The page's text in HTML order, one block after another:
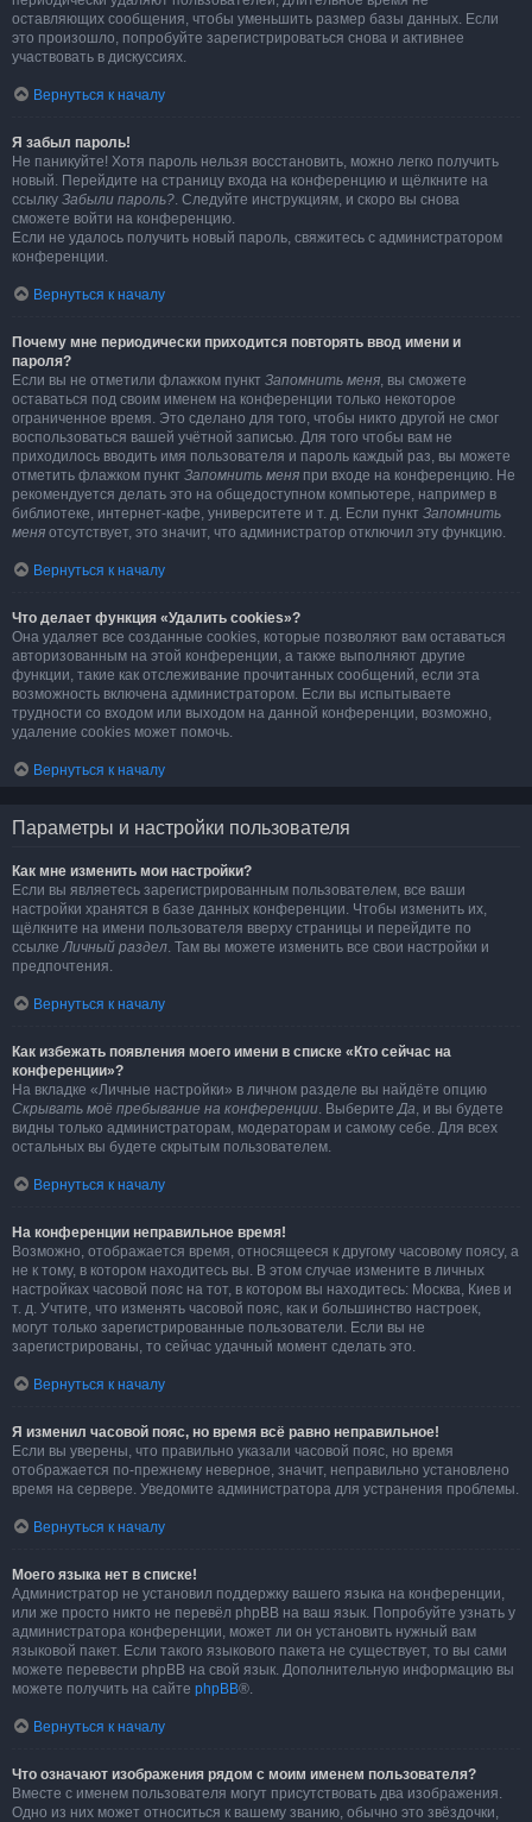
оставляющих сообщения, чтобы уменьшить размер базы данных. Если
это произошло, попробуйте зарегистрироваться снова и активнее
участвовать в дискуссиях.
Вернуться к началу
Я забыл пароль!
Не паникуйте! Хотя пароль нельзя восстановить, можно легко получить
новый. Перейдите на страницу входа на конференцию и щёлкните на
ссылку Забыли пароль?. Следуйте инструкциям, и скоро вы снова
сможете войти на конференцию.
Если не удалось получить новый пароль, свяжитесь с администратором
конференции.
Вернуться к началу
Почему мне периодически приходится повторять ввод имени и
пароля?
Если вы не отметили флажком пункт Запомнить меня, вы сможете
оставаться под своим именем на конференции только некоторое
ограниченное время. Это сделано для того, чтобы никто другой не смог
воспользоваться вашей учётной записью. Для того чтобы вам не
приходилось вводить имя пользователя и пароль каждый раз, вы можете
отметить флажком пункт Запомнить меня при входе на конференцию. Не
рекомендуется делать это на общедоступном компьютере, например в
библиотеке, интернет-кафе, университете и т. д. Если пункт Запомнить
меня отсутствует, это значит, что администратор отключил эту функцию.
Вернуться к началу
Что делает функция «Удалить cookies»?
Она удаляет все созданные cookies, которые позволяют вам оставаться
авторизованным на этой конференции, а также выполняют другие
функции, такие как отслеживание прочитанных сообщений, если эта
возможность включена администратором. Если вы испытываете
трудности со входом или выходом на данной конференции, возможно,
удаление cookies может помочь.
Вернуться к началу
Параметры и настройки пользователя
Как мне изменить мои настройки?
Если вы являетесь зарегистрированным пользователем, все ваши
настройки хранятся в базе данных конференции. Чтобы изменить их,
щёлкните на имени пользователя вверху страницы и перейдите по
ссылкеЛичный раздел. Там вы можете изменить все свои настройки и
предпочтения.
Вернуться к началу
Как избежать появления моего имени в списке «Кто сейчас на
конференции»?
На вкладке «Личные настройки» в личном разделе вы найдёте опцию
Скрывать моё пребывание на конференции. ВыберитеДа, и вы будете
видны только администраторам, модераторам и самому себе. Для всех
остальных вы будете скрытым пользователем.
Вернуться к началу
На конференции неправильное время!
Возможно, отображается время, относящееся к другому часовому поясу, а
не к тому, в котором находитесь вы. В этом случае измените в личных
настройках часовой пояс на тот, в котором вы находитесь: Москва, Киев и
т. д. Учтите, что изменять часовой пояс, как и большинство настроек,
могут только зарегистрированные пользователи. Если вы не
зарегистрированы, то сейчас удачный момент сделать это.
Вернуться к началу
Я изменил часовой пояс, но время всё равно неправильное!
Если вы уверены, что правильно указали часовой пояс, но время
отображается по-прежнему неверное, значит, неправильно установлено
время на сервере. Уведомите администратора для устранения проблемы.
Вернуться к началу
Моего языка нет в списке!
Администратор не установил поддержку вашего языка на конференции,
или же просто никто не перевёл phpBB на ваш язык. Попробуйте узнать у
администратора конференции, может ли он установить нужный вам
языковой пакет. Если такого языкового пакета не существует, то вы сами
можете перевести phpBB на свой язык. Дополнительную информацию вы
можете получить на сайте phpBB®.
Вернуться к началу
Что означают изображения рядом с моим именем пользователя?
Вместе с именем пользователя могут присутствовать два изображения.
Одно из них может относиться к вашему званию, обычно это звёздочки,